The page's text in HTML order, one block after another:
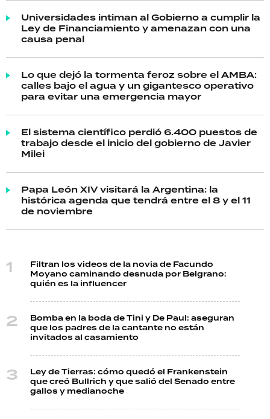
Universidades intiman al Gobierno a cumplir la
Ley de Financiamiento y amenazan con una
causa penal
Lo que dejó la tormenta feroz sobre el AMBA:
calles bajo el agua y un gigantesco operativo
para evitar una emergencia mayor
El sistema científico perdió 6.400 puestos de
trabajo desde el inicio del gobierno de Javier
Milei
Papa León XIV visitará la Argentina: la
histórica agenda que tendrá entre el 8 y el 11
de noviembre
Filtran los videos de la novia de Facundo
Moyano caminando desnuda por Belgrano:
quién es la influencer
Bomba en la boda de Tini y De Paul: aseguran
que los padres de la cantante no están
invitados al casamiento
Ley de Tierras: cómo quedó el Frankenstein
que creó Bullrich y que salió del Senado entre
gallos y medianoche